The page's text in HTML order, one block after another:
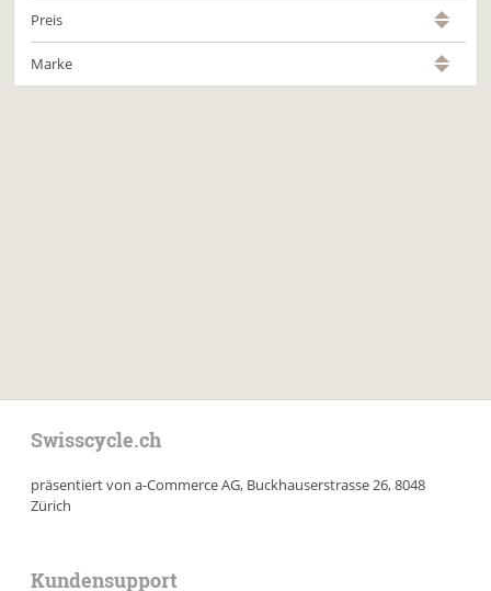
Preis
Marke
Swisscycle.ch
präsentiert von a-Commerce AG, Buckhauserstrasse 26, 8048
Zürich
Kundensupport